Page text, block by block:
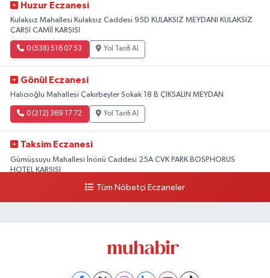
Huzur Eczanesi
Kulaksız Mahallesi Kulaksız Caddesi 95D KULAKSIZ MEYDANI KULAKSIZ
ÇARŞI CAMİİ KARŞISI
0 (538) 516 07 53 Yol Tarifi Al
Gönül Eczanesi
Halıcıoğlu Mahallesi Çakırbeyler Sokak 18 B ÇIKSALIN MEYDAN
0 (212) 369 17 72 Yol Tarifi Al
Taksim Eczanesi
Gümüşsuyu Mahallesi İnönü Caddesi 25A CVK PARK BOSPHORUS
HOTEL KARŞISI
Yol Tarifi Al
Tüm Nöbetçi Eczaneler